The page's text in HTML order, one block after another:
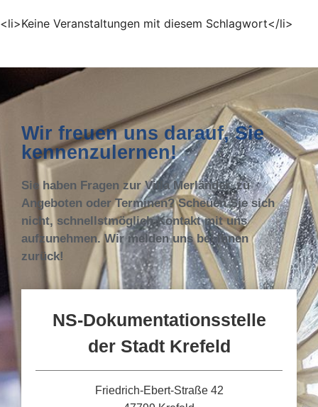
<li>Keine Veranstaltungen mit diesem Schlagwort</li>
Wir freuen uns darauf, Sie
kennenzulernen!
Sie haben Fragen zur Villa Merländer, zu
Angeboten oder Terminen? Scheuen Sie sich
nicht, schnellstmöglich Kontakt mit uns
aufzunehmen. Wir melden uns bei Ihnen
zurück!
NS-Dokumentationsstelle
der Stadt Krefeld
Friedrich-Ebert-Straße 42